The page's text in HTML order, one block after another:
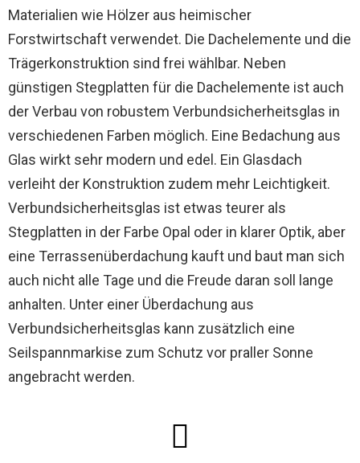
Materialien wie Hölzer aus heimischer
Forstwirtschaft verwendet. Die Dachelemente und die
Trägerkonstruktion sind frei wählbar. Neben
günstigen Stegplatten für die Dachelemente ist auch
der Verbau von robustem Verbundsicherheitsglas in
verschiedenen Farben möglich. Eine Bedachung aus
Glas wirkt sehr modern und edel. Ein Glasdach
verleiht der Konstruktion zudem mehr Leichtigkeit.
Verbundsicherheitsglas ist etwas teurer als
Stegplatten in der Farbe Opal oder in klarer Optik, aber
eine Terrassenüberdachung kauft und baut man sich
auch nicht alle Tage und die Freude daran soll lange
anhalten. Unter einer Überdachung aus
Verbundsicherheitsglas kann zusätzlich eine
Seilspannmarkise zum Schutz vor praller Sonne
angebracht werden.